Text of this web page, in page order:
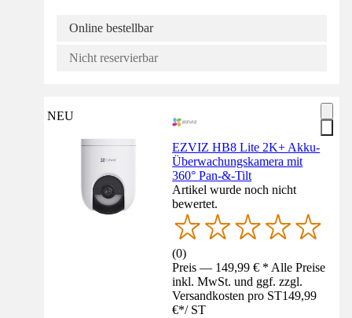
Online bestellbar
Nicht reservierbar
NEU
EZVIZ HB8 Lite 2K+ Akku-
Überwachungskamera mit
360° Pan-&-Tilt
Artikel wurde noch nicht
bewertet.
(0)
Preis — 149,99 € * Alle Preise
inkl. MwSt. und ggf. zzgl.
Versandkosten pro ST149,99
€*/ ST